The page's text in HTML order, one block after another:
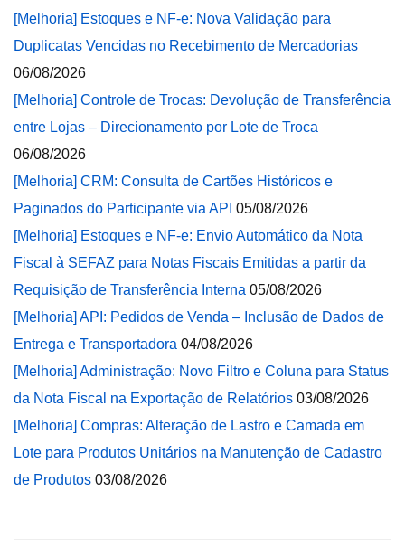
[Melhoria] Estoques e NF-e: Nova Validação para
Duplicatas Vencidas no Recebimento de Mercadorias
06/08/2026
[Melhoria] Controle de Trocas: Devolução de Transferência
entre Lojas – Direcionamento por Lote de Troca
06/08/2026
[Melhoria] CRM: Consulta de Cartões Históricos e
Paginados do Participante via API 05/08/2026
[Melhoria] Estoques e NF-e: Envio Automático da Nota
Fiscal à SEFAZ para Notas Fiscais Emitidas a partir da
Requisição de Transferência Interna 05/08/2026
[Melhoria] API: Pedidos de Venda – Inclusão de Dados de
Entrega e Transportadora 04/08/2026
[Melhoria] Administração: Novo Filtro e Coluna para Status
da Nota Fiscal na Exportação de Relatórios 03/08/2026
[Melhoria] Compras: Alteração de Lastro e Camada em
Lote para Produtos Unitários na Manutenção de Cadastro
de Produtos 03/08/2026